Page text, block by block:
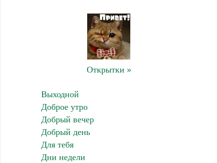
Открытки »
Выходной
Доброе утро
Добрый вечер
Добрый день
Для тебя
Дни недели